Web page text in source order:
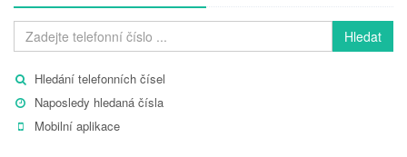
Hledat
Hledání telefonních čísel
Naposledy hledaná čísla
Mobilní aplikace